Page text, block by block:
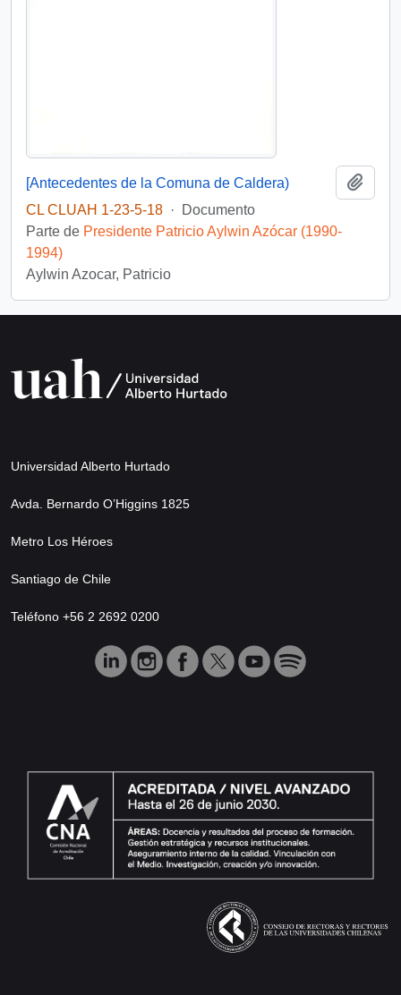
[Antecedentes de la Comuna de Caldera)
CL CLUAH 1-23-5-18 ·
Documento
Parte de Presidente Patricio Aylwin Azócar (1990-
1994)
Aylwin Azocar, Patricio
Universidad Alberto Hurtado
Avda. Bernardo O’Higgins 1825
Metro Los Héroes
Santiago de Chile
Teléfono +56 2 2692 0200